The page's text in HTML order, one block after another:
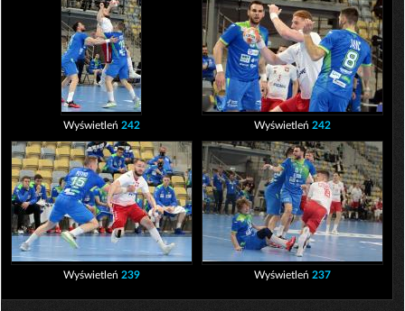
Wyświetleń 242 Wyświetleń 242
Wyświetleń 239 Wyświetleń 237